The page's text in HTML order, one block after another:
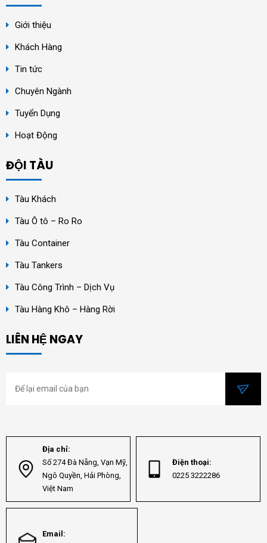
Giới thiệu
Khách Hàng
Tin tức
Chuyên Ngành
Tuyển Dụng
Hoạt Động
ĐỘI TÀU
Tàu Khách
Tàu Ô tô – Ro Ro
Tàu Container
Tàu Tankers
Tàu Công Trình – Dịch Vụ
Tàu Hàng Khô – Hàng Rời
LIÊN HỆ NGAY
Địa chỉ:
Số 274 Đà Nẵng, Vạn Mỹ,
Ngô Quyền, Hải Phòng,
Việt Nam
Điện thoại:
0225 3222286
Email: